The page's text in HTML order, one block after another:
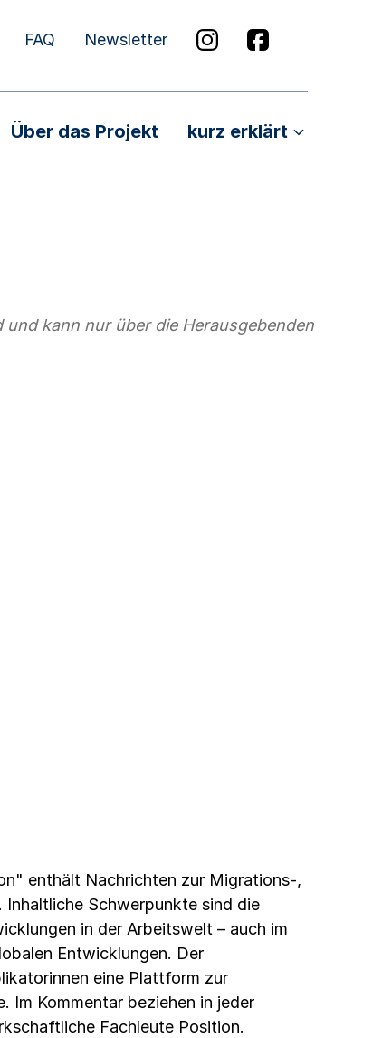
FAQ Newsletter
Über das Projekt kurz erklärt
kann nur über die Herausgebenden
enthält Nachrichten zur Migrations-,
Schwerpunkte sind die
in der Arbeitswelt – auch im
Entwicklungen. Der
eine Plattform zur
Im Kommentar beziehen in jeder
Fachleute Position.